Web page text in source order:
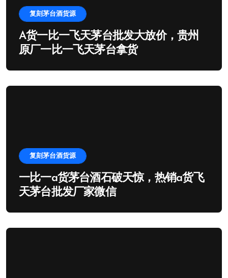
复刻茅台酒货源
A货一比一飞天茅台批发大放价，贵州
原厂一比一飞天茅台拿货
复刻茅台酒货源
一比一a货茅台酒石破天惊，热销a货飞
天茅台批发厂家微信